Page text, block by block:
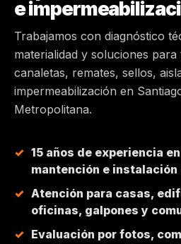
MAIPÚ
PEÑALOLÉN
HUECHURABA
e
Trabajamos con diagnóstico
materialidad y soluciones
canaletas, remates, sellos,
impermeabilización en
Metropolitana.
15 años de experiencia
mantención e instalación
Atención para casas,
oficinas, galpones y
Evaluación por fotos,